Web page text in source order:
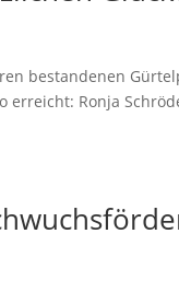
bestandenen
Ronja